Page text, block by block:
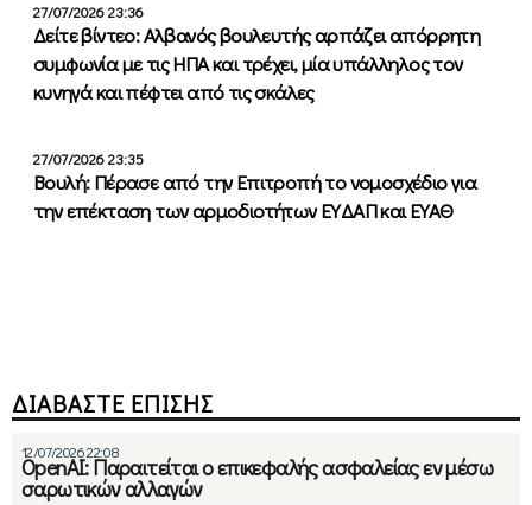
27/07/2026 23:36
Δείτε βίντεο: Αλβανός βουλευτής αρπάζει απόρρητη
συμφωνία με τις ΗΠΑ και τρέχει, μία υπάλληλος τον
κυνηγά και πέφτει από τις σκάλες
27/07/2026 23:35
Βουλή: Πέρασε από την Επιτροπή το νομοσχέδιο για
την επέκταση των αρμοδιοτήτων ΕΥΔΑΠ και ΕΥΑΘ
ΔΙΑΒΑΣΤΕ ΕΠΙΣΗΣ
12/07/2026 22:08
OpenAI: Παραιτείται ο επικεφαλής ασφαλείας εν μέσω
σαρωτικών αλλαγών